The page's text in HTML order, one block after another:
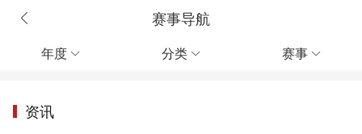
赛事导航
年度  分类  赛事 
资讯